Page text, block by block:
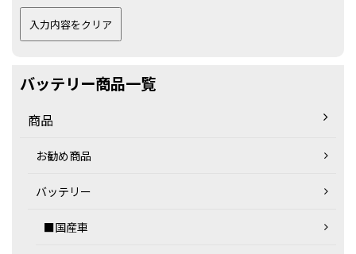
バッテリー商品一覧
商品
お勧め商品
バッテリー
■国産車